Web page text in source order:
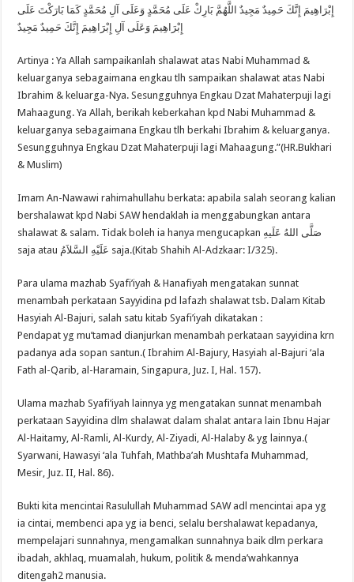
إِبْرَاهِيمَ إِنَّكَ حَمِيدٌ مَجِيدٌ اللَّهُمَّ بَارِكْ عَلَى مُحَمَّدٍ وَعَلَى آلِ مُحَمَّدٍ كَمَا بَارَكْتَ عَلَى
إِبْرَاهِيمَ وَعَلَى آلِ إِبْرَاهِيمَ إِنَّكَ حَمِيدٌ مَجِيدٌ
Artinya : Ya Allah sampaikanlah shalawat atas Nabi Muhammad &
keluarganya sebagaimana engkau tlh sampaikan shalawat atas Nabi
Ibrahim & keluarga-Nya. Sesungguhnya Engkau Dzat Mahaterpuji lagi
Mahaagung. Ya Allah, berikah keberkahan kpd Nabi Muhammad &
keluarganya sebagaimana Engkau tlh berkahi Ibrahim & keluarganya.
Sesungguhnya Engkau Dzat Mahaterpuji lagi Mahaagung.”(HR.Bukhari
& Muslim)
Imam An-Nawawi rahimahullahu berkata: apabila salah seorang kalian
bershalawat kpd Nabi SAW hendaklah ia menggabungkan antara
shalawat & salam. Tidak boleh ia hanya mengucapkan صَلَّى اللهُ عَلَيهِ
saja atau عَلَيْهِ السَّلاَمُ saja.(Kitab Shahih Al-Adzkaar: I/325).
Para ulama mazhab Syafi’iyah & Hanafiyah mengatakan sunnat
menambah perkataan Sayyidina pd lafazh shalawat tsb. Dalam Kitab
Hasyiah Al-Bajuri, salah satu kitab Syafi’iyah dikatakan :
Pendapat yg mu’tamad dianjurkan menambah perkataan sayyidina krn
padanya ada sopan santun.( Ibrahim Al-Bajury, Hasyiah al-Bajuri ‘ala
Fath al-Qarib, al-Haramain, Singapura, Juz. I, Hal. 157).
Ulama mazhab Syafi’iyah lainnya yg mengatakan sunnat menambah
perkataan Sayyidina dlm shalawat dalam shalat antara lain Ibnu Hajar
Al-Haitamy, Al-Ramli, Al-Kurdy, Al-Ziyadi, Al-Halaby & yg lainnya.(
Syarwani, Hawasyi ‘ala Tuhfah, Mathba’ah Mushtafa Muhammad,
Mesir, Juz. II, Hal. 86).
Bukti kita mencintai Rasulullah Muhammad SAW adl mencintai apa yg
ia cintai, membenci apa yg ia benci, selalu bershalawat kepadanya,
mempelajari sunnahnya, mengamalkan sunnahnya baik dlm perkara
ibadah, akhlaq, muamalah, hukum, politik & menda’wahkannya
ditengah2 manusia.